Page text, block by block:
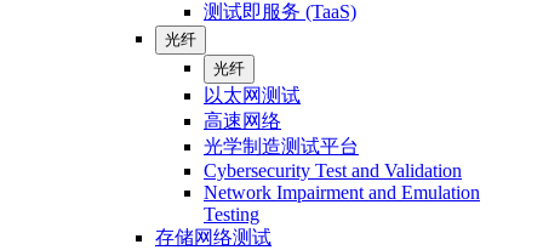
测试即服务 (TaaS)
光纤
光纤
以太网测试
高速网络
光学制造测试平台
Cybersecurity Test and Validation
Network Impairment and Emulation
Testing
存储网络测试